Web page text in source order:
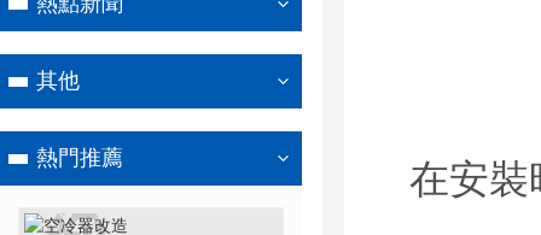
其他
熱門推薦
在安裝